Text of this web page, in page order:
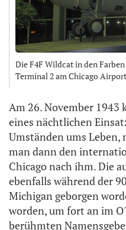
Die F4F Wildcat in den
Terminal 2 am Chicago Airport
Am 26. November 1943
eines nächtlichen
Umständen ums Leben,
man dann den
Chicago nach ihm. Die
ebenfalls während der
Michigan geborgen
worden, um fort an im
berühmten